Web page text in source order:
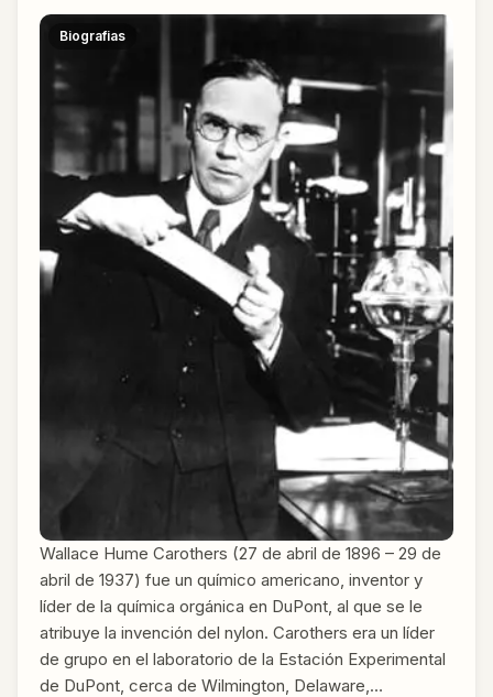
Biografias
Wallace Hume Carothers (27 de abril de 1896 – 29 de
abril de 1937) fue un químico americano, inventor y
líder de la química orgánica en DuPont, al que se le
atribuye la invención del nylon. Carothers era un líder
de grupo en el laboratorio de la Estación Experimental
de DuPont, cerca de Wilmington, Delaware,…